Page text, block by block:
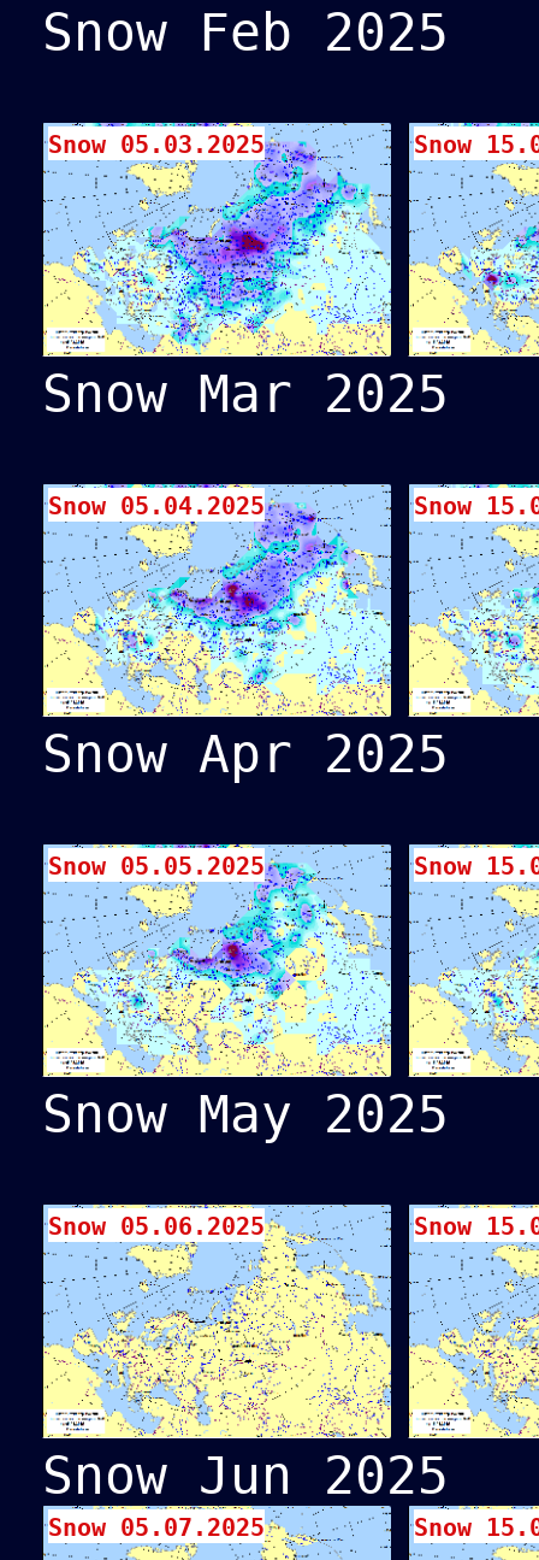
Snow Feb 2025
Snow 05.03.2025 Snow
Snow Mar 2025
Snow 05.04.2025 Snow
Snow Apr 2025
Snow 05.05.2025 Snow
Snow May 2025
Snow 05.06.2025 Snow
Snow Jun 2025
Snow 05.07.2025 Snow